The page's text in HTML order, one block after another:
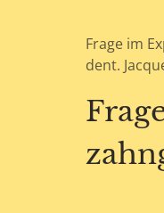
Frage im
dent.